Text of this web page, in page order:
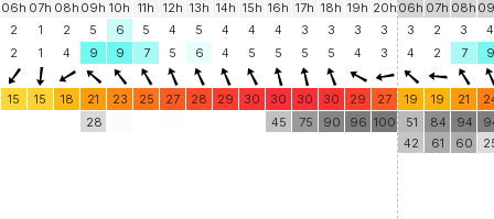
06h 07h 08h 09h 10h 11h
12h 13h 14h 15h 16h 17h 18h 19h 20h 06h 07h 08h
2
1 2 5 6 5 4 5 4 4 4 3 3 3 3 3 2 3
4
2
1 4 9 9 7 5 6 4 5 5 5 5 4 3 4 2 7 9
15 15 18 21 23 25 27 28 29 30 30 30 30 29 27 19 19 21
28
45 75 90 96 100
51
42
84
61
94
60